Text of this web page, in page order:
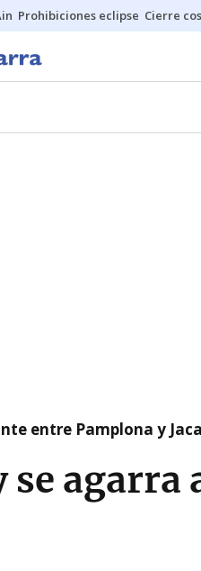
Prohibiciones eclipse Cierre
entre Pamplona y Jaca
agarra